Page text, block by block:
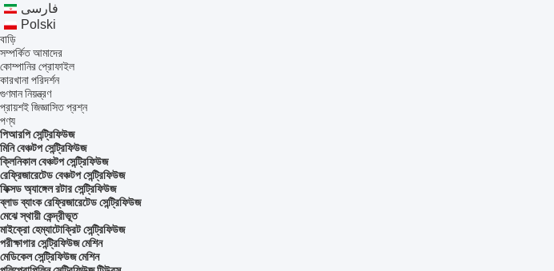
فارسی
Polski
বাড়ি
সম্পর্কিত আমাদের
কোম্পানির প্রোফাইল
কারখানা পরিদর্শন
গুণমান নিয়ন্ত্রণ
প্রায়শই জিজ্ঞাসিত প্রশ্ন
পণ্য
পিআরপি সেন্ট্রিফিউজ
মিনি বেঞ্চটপ সেন্ট্রিফিউজ
ক্লিনিকাল বেঞ্চটপ সেন্ট্রিফিউজ
রেফ্রিজারেটেড বেঞ্চটপ সেন্ট্রিফিউজ
ফিক্সড অ্যাঙ্গেল রটার সেন্ট্রিফিউজ
ব্লাড ব্যাংক রেফ্রিজারেটেড সেন্ট্রিফিউজ
মেঝে স্থায়ী কেন্দ্রীভূত
মাইক্রো হেম্যাটোক্রিট সেন্ট্রিফিউজ
পরীক্ষাগার সেন্ট্রিফিউজ মেশিন
মেডিকেল সেন্ট্রিফিউজ মেশিন